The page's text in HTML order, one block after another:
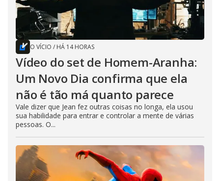
O VÍCIO / HÁ 14 HORAS
Vídeo do set de Homem-Aranha:
Um Novo Dia confirma que ela
não é tão má quanto parece
Vale dizer que Jean fez outras coisas no longa, ela usou
sua habilidade para entrar e controlar a mente de várias
pessoas. O...